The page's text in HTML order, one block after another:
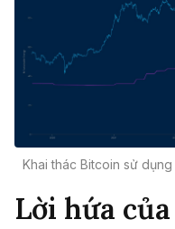
Khai thác Bitcoin sử
Lời hứa